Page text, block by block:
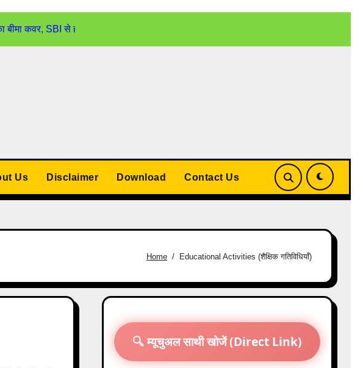
कवर, SBI से होगा बड़ा समझौता
Us Disclaimer Download Contact Us
Home Educational Activities (शैक्षिक गतिविधियाँ)
🔍 म्यूचुअल साथी खोजें (Direct Link)